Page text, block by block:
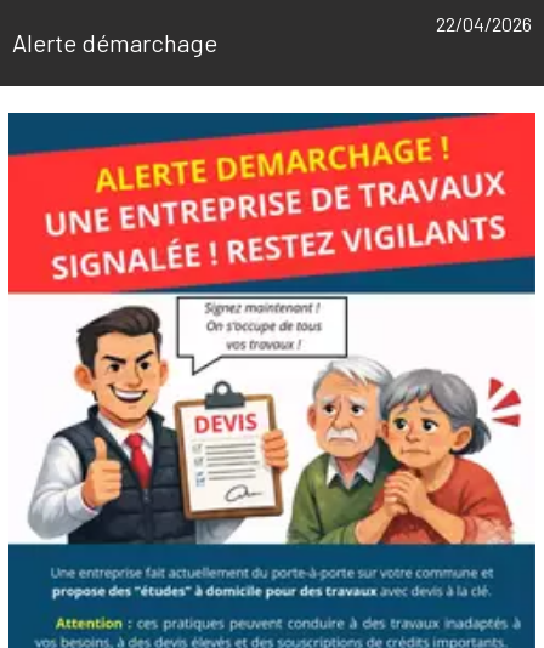
Alerte démarchage
22/04/2026